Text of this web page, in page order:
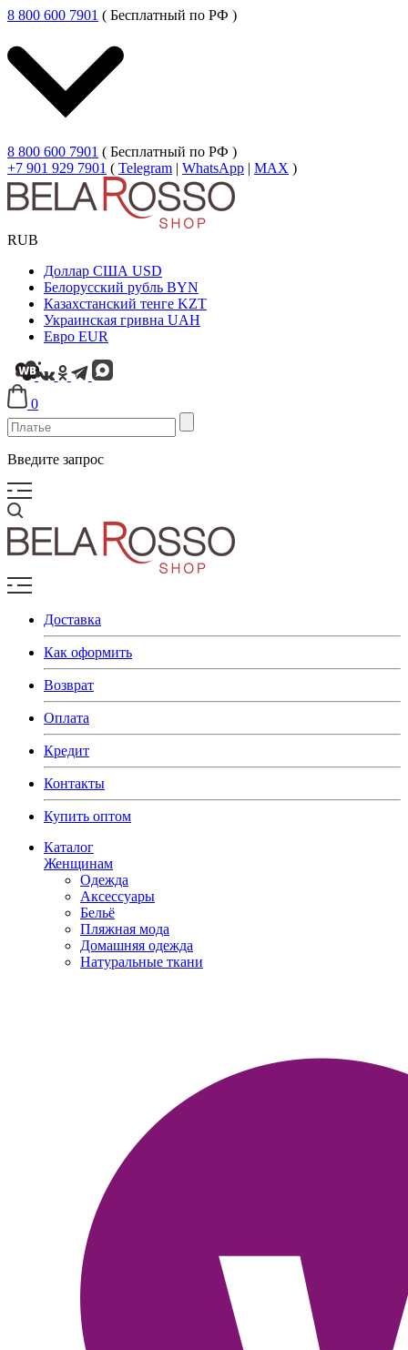
8 800 600 7901 ( Бесплатный по РФ )
8 800 600 7901 ( Бесплатный по РФ )
+7 901 929 7901 ( Telegram | WhatsApp | MAX )
RUB
Доллар США USD
Белорусский рубль BYN
Казахстанский тенге KZT
Украинская гривна UAH
Евро EUR
0
Введите запрос
Доставка
Как оформить
Возврат
Оплата
Кредит
Контакты
Купить оптом
Каталог
Женщинам
Одежда
Аксессуары
Бельё
Пляжная мода
Домашняя одежда
Натуральные ткани